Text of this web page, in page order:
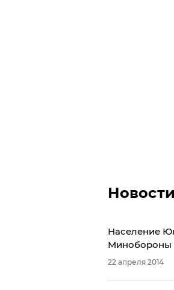
​Население
Минобороны
22 апреля 2014